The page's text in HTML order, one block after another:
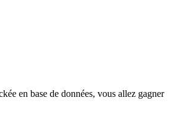
en base de données, vous allez gagner